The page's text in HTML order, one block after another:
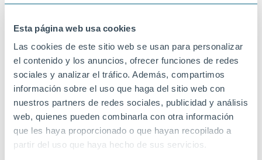
Esta página web usa cookies
Las cookies de este sitio web se usan para personalizar
el contenido y los anuncios, ofrecer funciones de redes
sociales y analizar el tráfico. Además, compartimos
información sobre el uso que haga del sitio web con
nuestros partners de redes sociales, publicidad y análisis
web, quienes pueden combinarla con otra información
que les haya proporcionado o que hayan recopilado a
partir del uso que haya hecho de sus servicios.
PINELL DE BRAI